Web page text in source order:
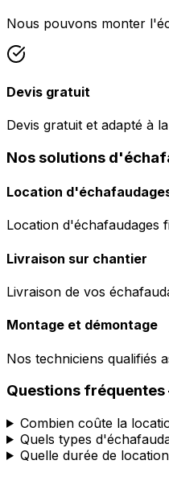
Nous pouvons monter
Devis gratuit
Devis gratuit et adapté à
Nos solutions
Location
Location d'échafaudages
Livraison sur chantier
Livraison de vos
Montage et démontage
Nos techniciens qualifiés
Questions
Combien coûte la
Quels types
Quelle durée de